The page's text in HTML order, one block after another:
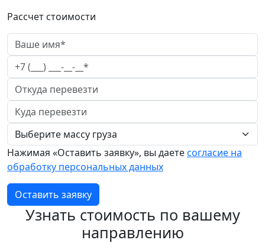
Рассчет стоимости
Нажимая «Оставить заявку», вы даетесогласие на
обработку персональных данных
Оставить заявку
Узнать стоимость по вашему
направлению